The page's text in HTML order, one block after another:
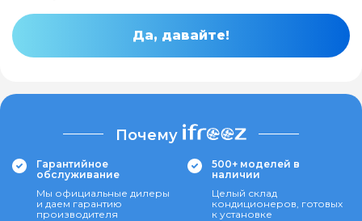
Да, давайте!
Почему
Гарантийное
обслуживание
Мы официальные дилеры
и даем гарантию
производителя
500+ моделей в
наличии
Целый склад
кондиционеров, готовых
к установке